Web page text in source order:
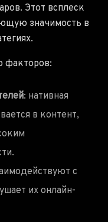
Этот всплеск
значимость в
факторов:
: нативная
в контент,
с
их онлайн-